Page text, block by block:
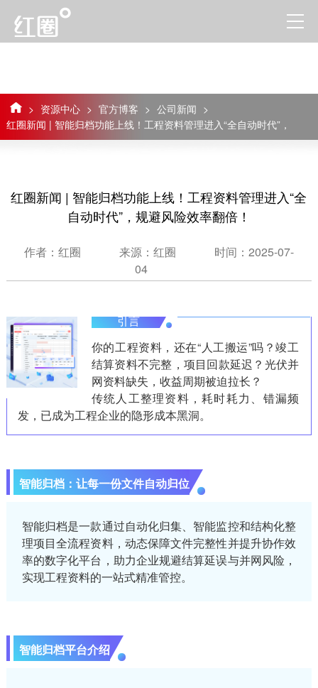
> 资源中心 > 官方博客 > 公司新闻 >
红圈新闻 | 智能归档功能上线！工程资料管理进入“全自动时代”，
规避风险效率翻倍！
红圈新闻 | 智能归档功能上线！工程资料管理进入“全
自动时代”，规避风险效率翻倍！
作者：红圈 来源：红圈
时间：2025-07-
04
引言
你的工程资料，还在“人工搬运”吗？竣工
结算资料不完整，项目回款延迟？光伏并
网资料缺失，收益周期被迫拉长？
传统人工整理资料，耗时耗力、错漏频
发，已成为工程企业的隐形成本黑洞。
智能归档：让每一份文件自动归位
智能归档是一款通过自动化归集、智能监控和结构化整
理项目全流程资料，动态保障文件完整性并提升协作效
率的数字化平台，助力企业规避结算延误与并网风险，
实现工程资料的一站式精准管控。
智能归档平台介绍